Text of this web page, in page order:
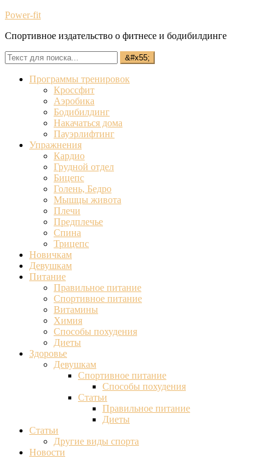
Power-fit
Спортивное издательство о фитнесе и бодибилдинге
Программы тренировок
Кроссфит
Аэробика
Бодибилдинг
Накачаться дома
Пауэрлифтинг
Упражнения
Кардио
Грудной отдел
Бицепс
Голень, Бедро
Мышцы живота
Плечи
Предплечье
Спина
Трицепс
Новичкам
Девушкам
Питание
Правильное питание
Спортивное питание
Витамины
Химия
Способы похудения
Диеты
Здоровье
Девушкам
Спортивное питание
Способы похудения
Статьи
Правильное питание
Диеты
Статьи
Другие виды спорта
Новости